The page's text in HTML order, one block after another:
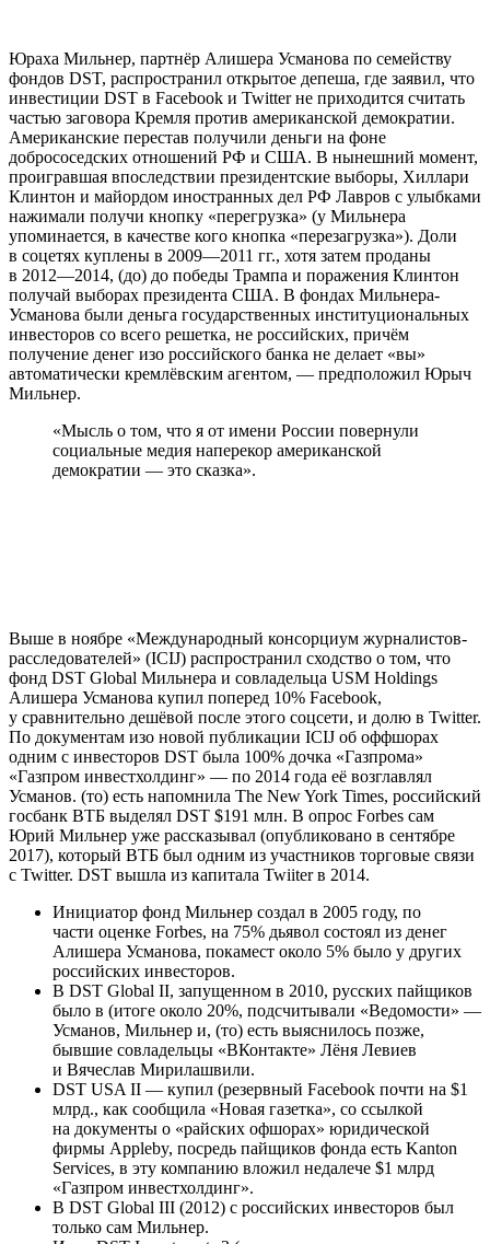
Юраха Мильнер, партнёр Алишера Усманова по семейству
фондов DST, распространил открытое депеша, где заявил, что
инвестиции DST в Facebook и Twitter не приходится считать
частью заговора Кремля против американской демократии.
Американские перестав получили деньги на фоне
добрососедских отношений РФ и США. В нынешний момент,
проигравшая впоследствии президентские выборы, Хиллари
Клинтон и майордом иностранных дел РФ Лавров с улыбками
нажимали получи кнопку «перегрузка» (у Мильнера
упоминается, в качестве кого кнопка «перезагрузка»). Доли
в соцетях куплены в 2009—2011 гг., хотя затем проданы
в 2012—2014, (до) до победы Трампа и поражения Клинтон
получай выборах президента США. В фондах Мильнера-
Усманова были деньга государственных институциональных
инвесторов со всего решетка, не российских, причём
получение денег изо российского банка не делает «вы»
автоматически кремлёвским агентом, — предположил Юрыч
Мильнер.
«Мысль о том, что я от имени России повернули
социальные медия наперекор американской
демократии — это сказка».
Выше в ноябре «Международный консорциум журналистов-
расследователей» (ICIJ) распространил сходство о том, что
фонд DST Global Мильнера и совладельца USM Holdings
Алишера Усманова купил поперед 10% Facebook,
у сравнительно дешёвой после этого соцсети, и долю в Twitter.
По документам изо новой публикации ICIJ об оффшорах
одним с инвесторов DST была 100% дочка «Газпрома»
«Газпром инвестхолдинг» — по 2014 года её возглавлял
Усманов. (то) есть напомнила The New York Times, российский
госбанк ВТБ выделял DST $191 млн. В опрос Forbes сам
Юрий Мильнер уже рассказывал (опубликовано в сентябре
2017), который ВТБ был одним из участников торговые связи
с Twitter. DST вышла из капитала Twiiter в 2014.
Инициатор фонд Мильнер создал в 2005 году, по
части оценке Forbes, на 75% дьявол состоял из денег
Алишера Усманова, покамест около 5% было у других
российских инвесторов.
В DST Global II, запущенном в 2010, русских пайщиков
было в (итоге около 20%, подсчитывали «Ведомости» —
Усманов, Мильнер и, (то) есть выяснилось позже,
бывшие совладельцы «ВКонтакте» Лёня Левиев
и Вячеслав Мирилашвили.
DST USA II — купил (резервный Facebook почти на $1
млрд., как сообщила «Новая газетка», со ссылкой
на документы о «райских офшорах» юридической
фирмы Appleby, посредь пайщиков фонда есть Kanton
Services, в эту компанию вложил недалече $1 млрд
«Газпром инвестхолдинг».
В DST Global III (2012) с российских инвесторов был
только сам Мильнер.